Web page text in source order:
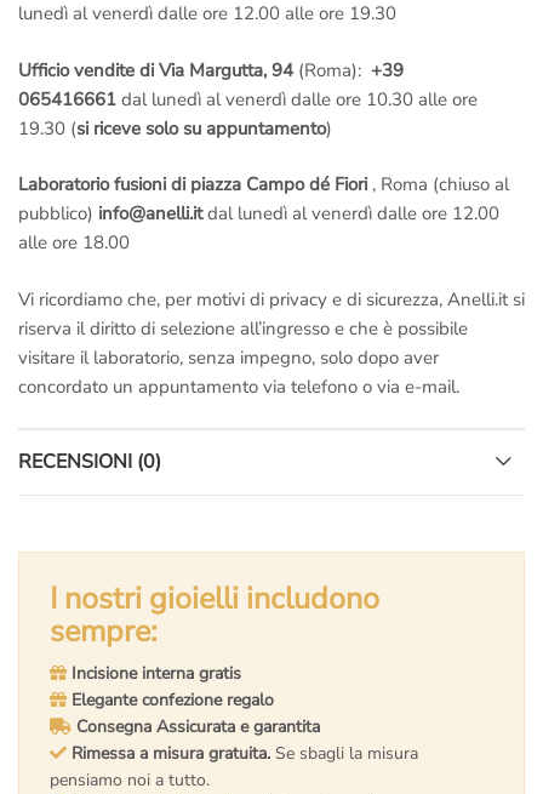
lunedì al venerdì dalle ore 12.00 alle ore 19.30
Ufficio vendite di Via Margutta, 94 (Roma): +39
065416661 dal lunedì al venerdì dalle ore 10.30 alle ore
19.30 (si riceve solo su appuntamento)
Laboratorio fusioni di piazza Campo dé Fiori , Roma (chiuso al
pubblico) info@anelli.itdal lunedì al venerdì dalle ore 12.00
alle ore 18.00
Vi ricordiamo che, per motivi di privacy e di sicurezza, Anelli.it si
riserva il diritto di selezione all’ingresso e che è possibile
visitare il laboratorio, senza impegno, solo dopo aver
concordato un appuntamento via telefono o via e-mail.
RECENSIONI (0)
I nostri gioielli includono
sempre:
Incisione interna gratis
Elegante confezione regalo
Consegna Assicurata e garantita
Rimessa a misura gratuita. Se sbagli la misura
pensiamo noi a tutto.